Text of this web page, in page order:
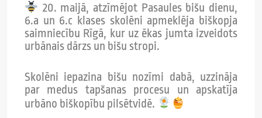
20. maijā, atzīmējot Pasaules bišu dienu,
6.a un 6.c klases skolēni apmeklēja biškopja
saimniecību Rīgā, kur uz ēkas jumta izveidots
urbānais dārzs un bišu stropi.
Skolēni iepazina bišu nozīmi dabā, uzzināja
par medus tapšanas procesu un apskatīja
urbāno biškopību pilsētvidē.